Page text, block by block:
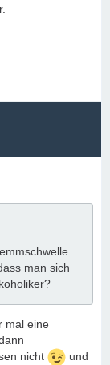
man sich
mal eine
nicht
und